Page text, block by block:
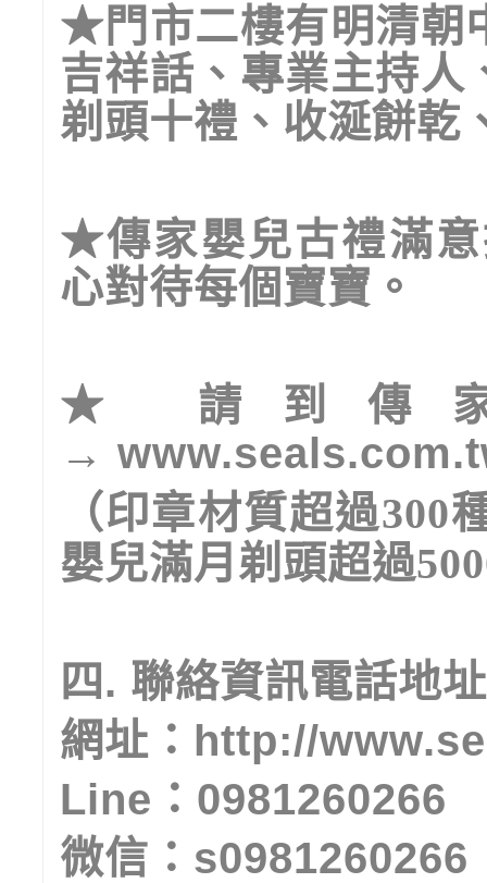
★ 門市二樓有明清
吉祥話、專業主持人
剃頭十禮、收涎餅乾
★傳家嬰兒古禮滿
心對待每個寶寶。
★
請到傳
→
（印章材質超過300
嬰兒滿月剃頭超過
四 . 聯絡資訊電話地址
網址： http://
Line ： 0981260266
微信： s0981260266